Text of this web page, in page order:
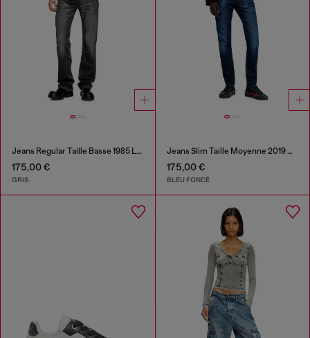
Jeans Regular Taille Basse 1985 Larkee
175,00 €
GRIS
Jeans Slim Taille Moyenne 2019 D-Strukt
175,00 €
BLEU FONCÉ